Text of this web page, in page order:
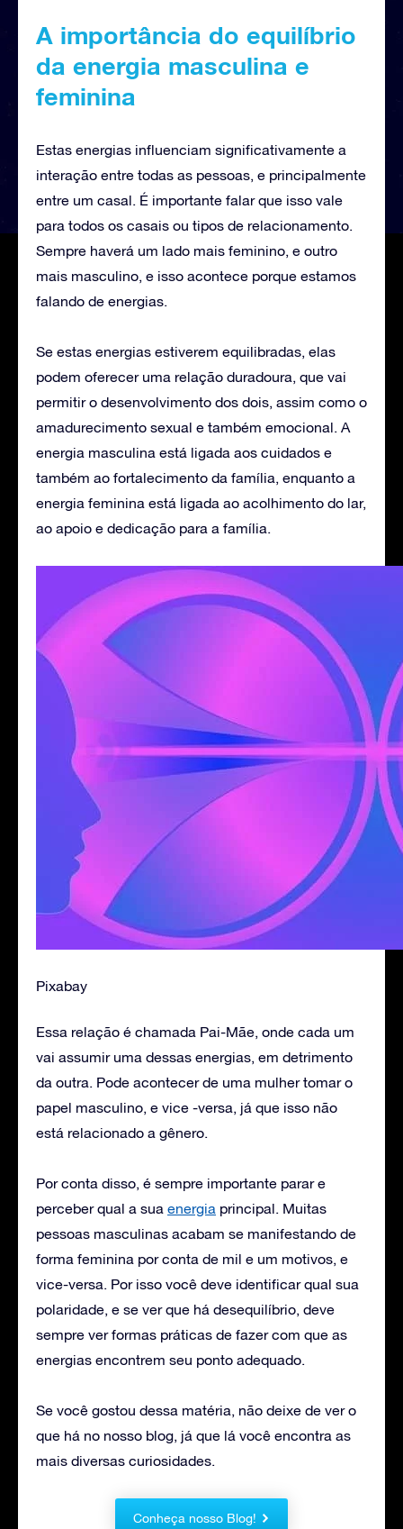
A importância do equilíbrio
da energia masculina e
feminina
Estas energias influenciam significativamente a
interação entre todas as pessoas, e principalmente
entre um casal. É importante falar que isso vale
para todos os casais ou tipos de relacionamento.
Sempre haverá um lado mais feminino, e outro
mais masculino, e isso acontece porque estamos
falando de energias.
Se estas energias estiverem equilibradas, elas
podem oferecer uma relação duradoura, que vai
permitir o desenvolvimento dos dois, assim como o
amadurecimento sexual e também emocional. A
energia masculina está ligada aos cuidados e
também ao fortalecimento da família, enquanto a
energia feminina está ligada ao acolhimento do lar,
ao apoio e dedicação para a família.
Pixabay
Essa relação é chamada Pai-Mãe, onde cada um
vai assumir uma dessas energias, em detrimento
da outra. Pode acontecer de uma mulher tomar o
papel masculino, e vice -versa, já que isso não
está relacionado a gênero.
Por conta disso, é sempre importante parar e
perceber qual a sua energia principal. Muitas
pessoas masculinas acabam se manifestando de
forma feminina por conta de mil e um motivos, e
vice-versa. Por isso você deve identificar qual sua
polaridade, e se ver que há desequilíbrio, deve
sempre ver formas práticas de fazer com que as
energias encontrem seu ponto adequado.
Se você gostou dessa matéria, não deixe de ver o
que há no nosso blog, já que lá você encontra as
mais diversas curiosidades.
Conheça nosso Blog!